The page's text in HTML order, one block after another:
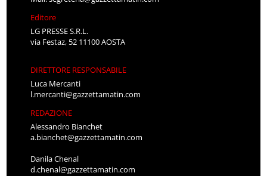
Editore
LG PRESSE S.R.L.
via Festaz, 52 11100 AOSTA
DIRETTORE RESPONSABILE
Luca Mercanti
l.mercanti@gazzettamatin.com
REDAZIONE
Alessandro Bianchet
a.bianchet@gazzettamatin.com
Danila Chenal
d.chenal@gazzettamatin.com